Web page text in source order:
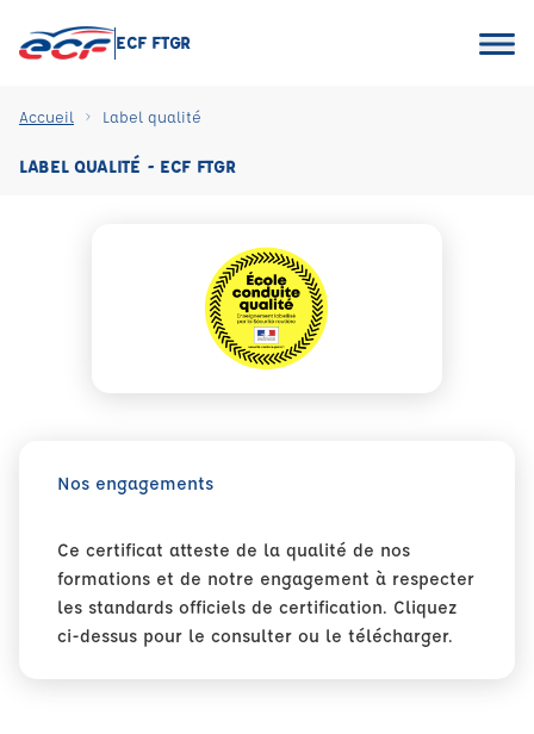
ECF FTGR
Accueil Label qualité
LABEL QUALITÉ - ECF FTGR
Nos engagements
Ce certificat atteste de la qualité de nos
formations et de notre engagement à respecter
les standards officiels de certification. Cliquez
ci-dessus pour le consulter ou le télécharger.